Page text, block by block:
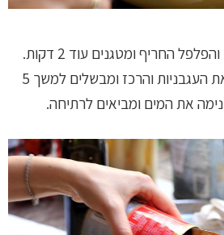
מוסיפים את השום והפלפל החריף ומטגנים עוד 2 דקות.
מוסיפים למחבת את העגבניות והרכז ומבשלים למשך 5
את המים ומביאים לרתיחה.